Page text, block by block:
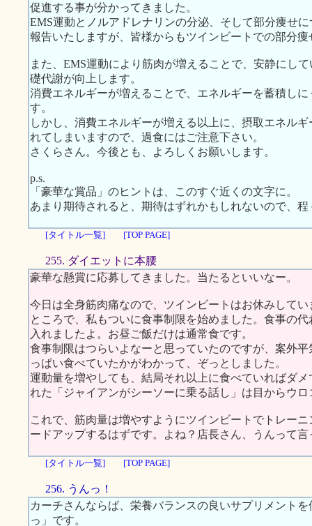
促進する事が分かってきました。
EMS運動とノルアドレナリンの分泌、そして部分痩せ
報告いたしますが、皆様からもツインビートでの部分
また、EMS運動により筋肉が増えることで、安静にし
礎代謝が向上します。
消費エネルギーが増えることで、エネルギーを蓄積し
す。
しかし、消費エネルギーが増える以上に、摂取エネル
れてしまいますので、過食にはご注意下さい。
さくらさん。今後とも、よろしくお願いします。
p.s.
「豪華な賞品」のヒントは、このすぐ近くの文字に。
あまり期待されると、期待はずれかもしれないので、
[タイトル一覧] [TOP PAGE]
255. ダイエットに本腰
豪華な懸賞に応募してきました。当たるといいなー。
今日は全身筋肉痛なので、ツインビートはお休みしてい
ところで、私もついに食事制限を始めました。食事の
入れましたよ。お昼ご飯だけは通常食です。
食事制限はつらいよなーと思っていたのですが、案外
っぱい食べていたかがわかって、ぞっとしました。
運動量を増やしても、結局それ以上に食べていればダ
れた「ジャイアンがシーソーに乗る話し」は目からウロ
これで、筋肉量は増やすようにツインビートでトレー
ードアップするはずです。よね？店長さん、うんって言
[タイトル一覧] [TOP PAGE]
256. うんっ！
カーチさんならば、栄養バランスの良いサプリメント
っ」です。